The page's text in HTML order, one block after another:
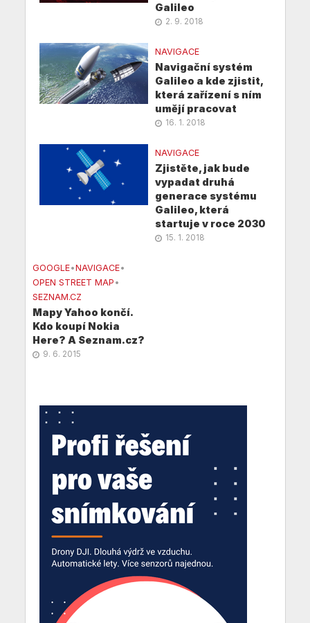
Galileo
2. 9. 2018
NAVIGACE
Navigační systém
Galileo a kde zjistit,
která zařízení s ním
umějí pracovat
16. 1. 2018
NAVIGACE
Zjistěte, jak bude
vypadat druhá
generace systému
Galileo, která
startuje v roce 2030
15. 1. 2018
GOOGLE•NAVIGACE•
OPEN STREET MAP •
SEZNAM.CZ
Mapy Yahoo končí.
Kdo koupí Nokia
Here? A Seznam.cz?
9. 6. 2015